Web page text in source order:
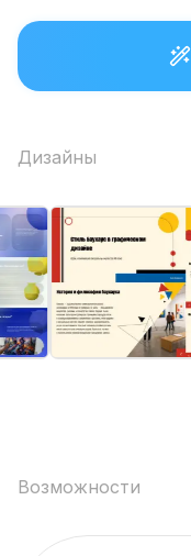
Дизайны
Возможности